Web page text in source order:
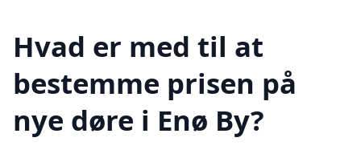
Hvad er med til at
bestemme prisen på
nye døre i Enø By?